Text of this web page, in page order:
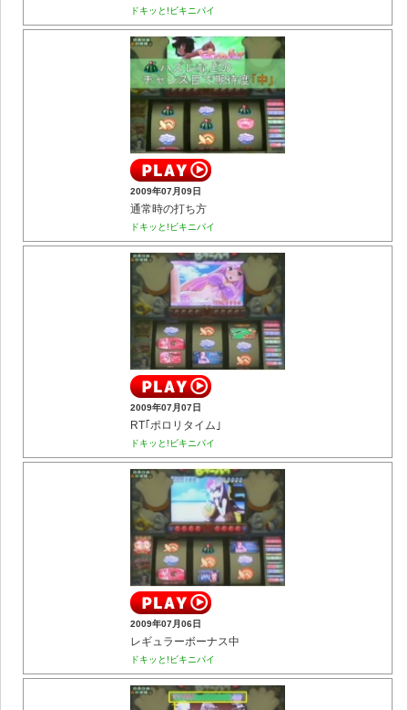
ドキッと!ビキニパイ
2009年07月09日
通常時の打ち方
ドキッと!ビキニパイ
2009年07月07日
RT｢ポロリタイム｣
ドキッと!ビキニパイ
2009年07月06日
レギュラーボーナス中
ドキッと!ビキニパイ